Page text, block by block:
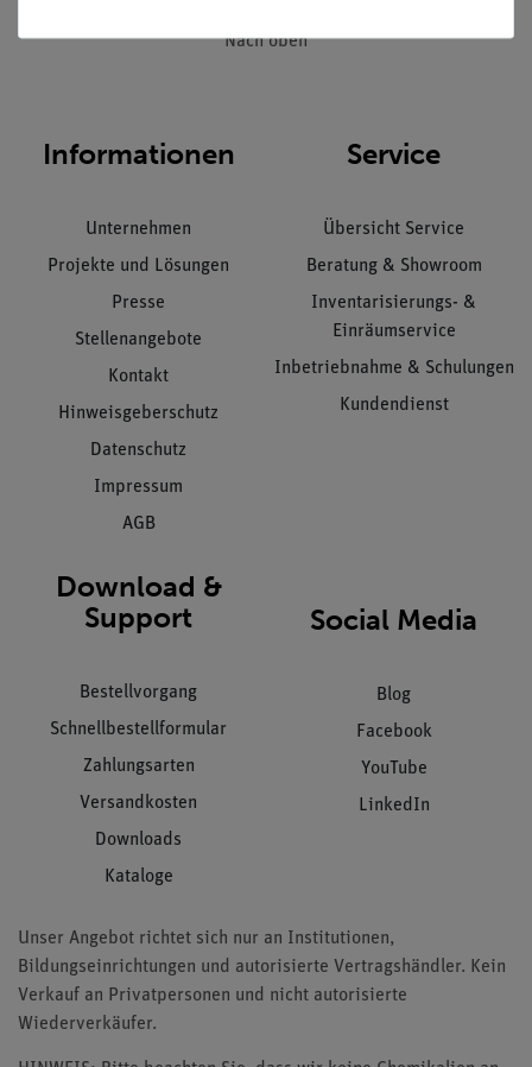
Nach oben
Informationen
Unternehmen
Projekte und Lösungen
Presse
Stellenangebote
Kontakt
Hinweisgeberschutz
Datenschutz
Impressum
AGB
Service
Übersicht Service
Beratung & Showroom
Inventarisierungs- &
Einräumservice
Inbetriebnahme & Schulungen
Kundendienst
Download &
Support
Bestellvorgang
Schnellbestellformular
Zahlungsarten
Versandkosten
Downloads
Kataloge
Social Media
Blog
Facebook
YouTube
LinkedIn
Unser Angebot richtet sich nur an Institutionen,
Bildungseinrichtungen und autorisierte Vertragshändler. Kein
Verkauf an Privatpersonen und nicht autorisierte
Wiederverkäufer.